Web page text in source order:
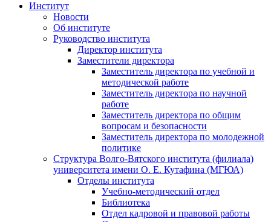
Институт
Новости
Об институте
Руководство института
Директор института
Заместители директора
Заместитель директора по учебной и
методической работе
Заместитель директора по научной
работе
Заместитель директора по общим
вопросам и безопасности
Заместитель директора по молодежной
политике
Структура Волго-Вятского института (филиала)
университета имени О. Е. Кутафина (МГЮА)
Отделы института
Учебно-методический отдел
Библиотека
Отдел кадровой и правовой работы